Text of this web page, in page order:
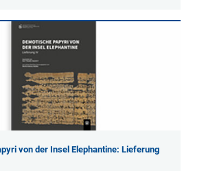
von der Insel Elephantine: Lieferung